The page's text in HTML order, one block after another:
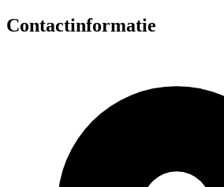
Contactinformatie